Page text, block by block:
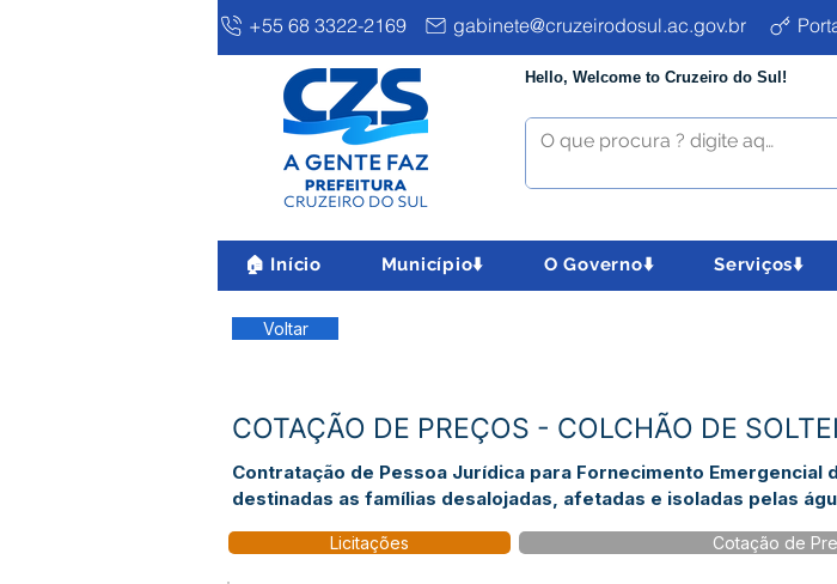
+55 68 3322-2169 gabinete@cruzeirodosul.ac.gov.br
Hello, Welcome to Cruzeiro do Sul!
🏠 Início Município⬇️ O Governo⬇️ Serviços⬇️
Voltar
COTAÇÃO DE PREÇOS - COLCHÃO DE
Contratação de Pessoa Jurídica para Fornecimento Emergencial
destinadas as famílias desalojadas, afetadas e isoladas pelas
Licitações Cotação de